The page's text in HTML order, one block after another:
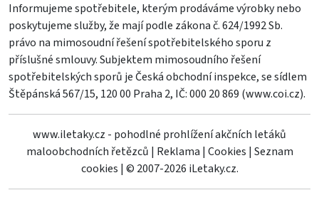
Informujeme spotřebitele, kterým prodáváme výrobky nebo
poskytujeme služby, že mají podle zákona č. 624/1992 Sb.
právo na mimosoudní řešení spotřebitelského sporu z
příslušné smlouvy. Subjektem mimosoudního řešení
spotřebitelských sporů je Česká obchodní inspekce, se sídlem
Štěpánská 567/15, 120 00 Praha 2, IČ: 000 20 869 (www.coi.cz).
www.iletaky.cz - pohodlné prohlížení akčních letáků
maloobchodních řetězců | Reklama | Cookies | Seznam
cookies | © 2007-2026 iLetaky.cz.